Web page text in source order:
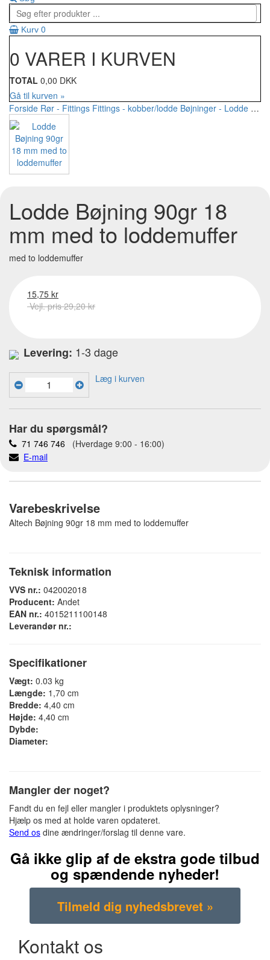
Kurv 0
0 VARER I KURVEN
TOTAL 0,00 DKK
Gå til kurven »
Forside Rør - Fittings Fittings - kobber/lodde Bøjninger - Lodde
Lodde Bøjning 90gr 18
mm med to loddemuffer
med to loddemuffer
15,75 kr
Vejl. pris 29,20 kr
Levering: 1-3 dage
Læg i kurven
Har du spørgsmål?
71 746 746 (Hverdage 9:00 - 16:00)
E-mail
Varebeskrivelse
Altech Bøjning 90gr 18 mm med to loddemuffer
Teknisk information
VVS nr.: 042002018
Producent: Andet
EAN nr.: 4015211100148
Leverandør nr.:
Specifikationer
Vægt: 0.03 kg
Længde: 1,70 cm
Bredde: 4,40 cm
Højde: 4,40 cm
Dybde:
Diameter:
Mangler der noget?
Fandt du en fejl eller mangler i produktets oplysninger?
Hjælp os med at holde varen opdateret.
Send os dine ændringer/forslag til denne vare.
Gå ikke glip af de ekstra gode tilbud
og spændende nyheder!
Kontakt os